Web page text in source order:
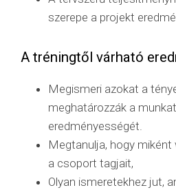
szerepe a projekt
A tréningtől várható
Megismeri azokat a
meghatározzák a
eredményességét.
Megtanulja, hogy
a csoport tagjait,
Olyan ismeretekhez jut,